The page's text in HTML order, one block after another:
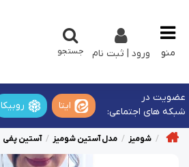
منو ورود | ثبت نام جستجو
عضویت در
شبکه های اجتماعی:
ایتا روبیکا
شومیز مدل آستین شومیز آستین پفی